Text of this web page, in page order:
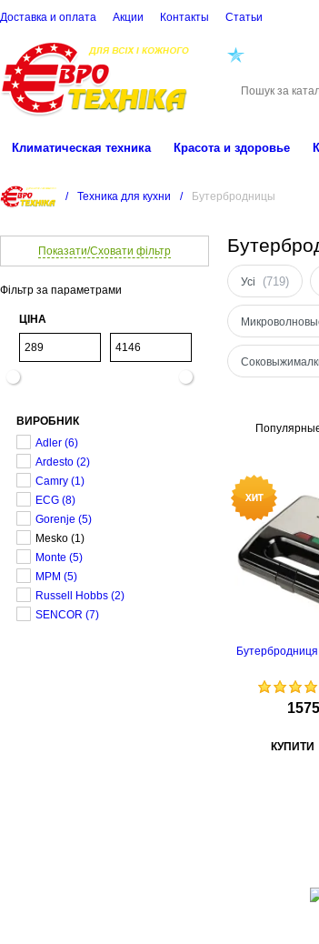
Доставка и оплата Акции Контакты Cтатьи
Климатическая техника Красота и здоровье
/ Техника для кухни / Бутербродницы
Показати/Сховати фільтр
Фільтр за параметрами
ЦІНА
ВИРОБНИК
Adler (6)
Ardesto (2)
Camry (1)
ECG (8)
Gorenje (5)
Mesko (1)
Monte (5)
MPM (5)
Russell Hobbs (2)
SENCOR (7)
Усі (719)
1575
КУПИТИ